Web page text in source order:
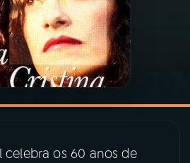
celebra os 60 anos de